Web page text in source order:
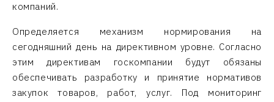
компаний.
Определяется механизм нормирования на
сегодняшний день на директивном уровне. Согласно
этим директивам госкомпании будут обязаны
обеспечивать разработку и принятие нормативов
закупок товаров, работ, услуг. Под мониторинг